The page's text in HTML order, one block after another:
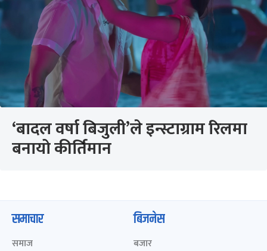
‘बादल वर्षा बिजुली’ले इन्स्टाग्राम रिलमा
बनायो कीर्तिमान
समाचार
समाज
बिजनेस
बजार